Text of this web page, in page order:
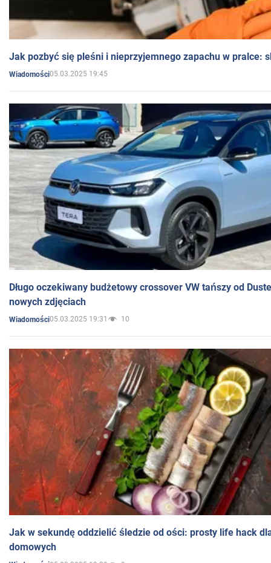
Jak pozbyć się pleśni i nieprzyjemnego zapachu w pralce:
Wiadomości05.03.2025 19:45
Długo oczekiwany budżetowy crossover VW tańszy od
nowych zdjęciach
Wiadomości05.03.2025 19:31 10
Jak w sekundę oddzielić śledzie od ości: prosty life hack
domowych